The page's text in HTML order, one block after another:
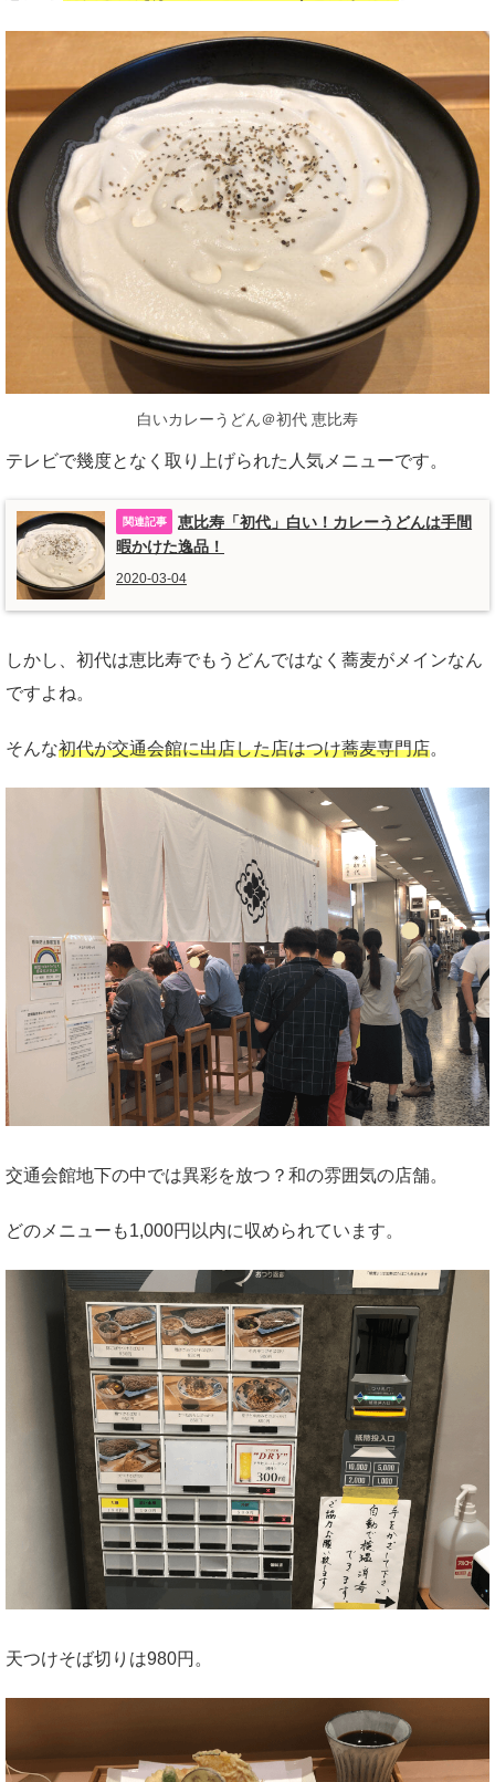
白いカレーうどん＠初代 恵比寿
テレビで幾度となく取り上げられた人気メニューです。
恵比寿「初代」白い！カレーうどんは手間
暇かけた逸品！
2020-03-04
しかし、初代は恵比寿でもうどんではなく蕎麦がメインなん
ですよね。
そんな初代が交通会館に出店した店はつけ蕎麦専門店。
交通会館地下の中では異彩を放つ？和の雰囲気の店舗。
どのメニューも1,000円以内に収められています。
天つけそば切りは980円。